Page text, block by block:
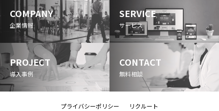
COMPANY
企業情報
SERVICE
サービス
PROJECT
導入事例
CONTACT
無料相談
プライバシーポリシー リクルート